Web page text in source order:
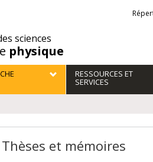
sciences
physique
RESSOURCES ET
SERVICES
Thèses et mémoires